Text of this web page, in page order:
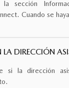
la sección
Cuando se
LA DIRECCIÓN
si la dirección